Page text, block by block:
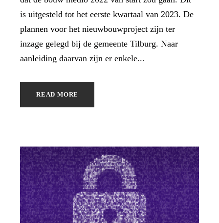
is uitgesteld tot het eerste kwartaal van 2023. De
plannen voor het nieuwbouwproject zijn ter
inzage gelegd bij de gemeente Tilburg. Naar
aanleiding daarvan zijn er enkele...
READ MORE